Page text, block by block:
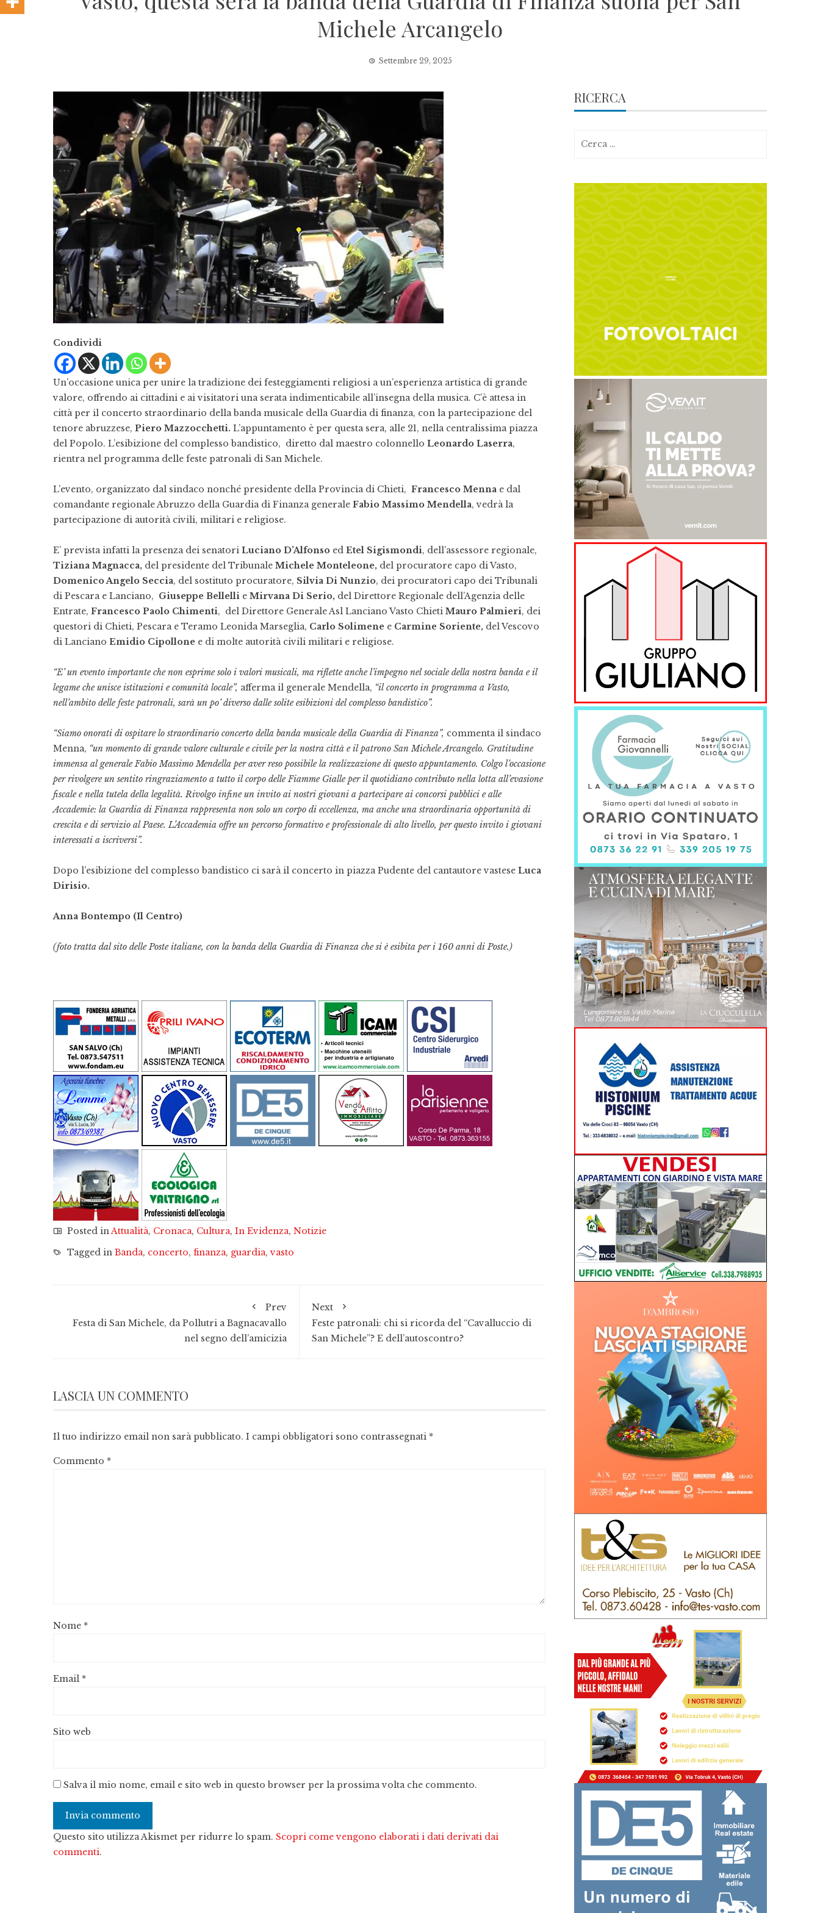
Michele Arcangelo
Settembre 29, 2025
Condividi
Un’occasione unica per unire la tradizione dei festeggiamenti religiosi a un’esperienza artistica di grande
valore, offrendo ai cittadini e ai visitatori una serata indimenticabile all’insegna della musica. C’è attesa in
città per il concerto straordinario della banda musicale della Guardia di finanza, con la partecipazione del
tenore abruzzese, Piero Mazzocchetti. L’appuntamento è per questa sera, alle 21, nella centralissima piazza
del Popolo. L’esibizione del complesso bandistico, diretto dal maestro colonnello Leonardo Laserra,
rientra nel programma delle feste patronali di San Michele.
L’evento, organizzato dal sindaco nonché presidente della Provincia di Chieti, Francesco Menna e dal
comandante regionale Abruzzo della Guardia di Finanza generale Fabio Massimo Mendella, vedrà la
partecipazione di autorità civili, militari e religiose.
E’ prevista infatti la presenza dei senatori Luciano D’Alfonso ed Etel Sigismondi, dell’assessore regionale,
Tiziana Magnacca, del presidente del Tribunale Michele Monteleone, del procuratore capo di Vasto,
Domenico Angelo Seccia, del sostituto procuratore, Silvia Di Nunzio, dei procuratori capo dei Tribunali
di Pescara e Lanciano, Giuseppe Bellelli e Mirvana Di Serio, del Direttore Regionale dell’Agenzia delle
Entrate, Francesco Paolo Chimenti, del Direttore Generale Asl Lanciano Vasto Chieti Mauro Palmieri, dei
questori di Chieti, Pescara e Teramo Leonida Marseglia, Carlo Solimene e Carmine Soriente, del Vescovo
di Lanciano Emidio Cipollone e di molte autorità civili militari e religiose.
“E’ un evento importante che non esprime solo i valori musicali, ma riflette anche l’impegno nel sociale della nostra banda e il
legame che unisce istituzioni e comunità locale”, afferma il generale Mendella, “il concerto in programma a Vasto,
nell’ambito delle feste patronali, sarà un po’ diverso dalle solite esibizioni del complesso bandistico”.
“Siamo onorati di ospitare lo straordinario concerto della banda musicale della Guardia di Finanza”, commenta il sindaco
Menna, “un momento di grande valore culturale e civile per la nostra città e il patrono San Michele Arcangelo. Gratitudine
immensa al generale Fabio Massimo Mendella per aver reso possibile la realizzazione di questo appuntamento. Colgo l’occasione
per rivolgere un sentito ringraziamento a tutto il corpo delle Fiamme Gialle per il quotidiano contributo nella lotta all’evasione
fiscale e nella tutela della legalità. Rivolgo infine un invito ai nostri giovani a partecipare ai concorsi pubblici e alle
Accademie: la Guardia di Finanza rappresenta non solo un corpo di eccellenza, ma anche una straordinaria opportunità di
crescita e di servizio al Paese. L’Accademia offre un percorso formativo e professionale di alto livello, per questo invito i giovani
interessati a iscriversi”.
Dopo l’esibizione del complesso bandistico ci sarà il concerto in piazza Pudente del cantautore vastese Luca
Dirisio.
Anna Bontempo (Il Centro)
(foto tratta dal sito delle Poste italiane, con la banda della Guardia di Finanza che si è esibita per i 160 anni di Poste.)
Posted inAttualità, Cronaca, Cultura, In Evidenza, Notizie
Tagged in Banda, concerto, finanza, guardia,vasto
Prev
Festa di San Michele, da Pollutri a Bagnacavallo
nel segno dell’amicizia
Next
Feste patronali: chi si ricorda del “Cavalluccio di
San Michele”? E dell’autoscontro?
LASCIA UN COMMENTO
Il tuo indirizzo email non sarà pubblicato. I campi obbligatori sono contrassegnati *
Commento *
Nome *
Email *
Sito web
Salva il mio nome, email e sito web in questo browser per la prossima volta che commento.
Questo sito utilizza Akismet per ridurre lo spam. Scopri come vengono elaborati i dati derivati dai
commenti.
RICERCA